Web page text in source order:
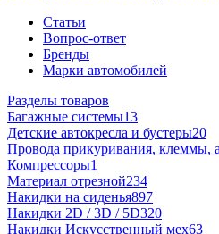
Статьи
Вопрос-ответ
Бренды
Марки автомобилей
Разделы товаров
Багажные системы13
Детские автокресла и бустеры20
Провода прикуривания, клеммы,
Компрессоры1
Материал отрезной234
Накидки на сиденья897
Накидки 2D / 3D / 5D320
Накидки Искусственный мех63